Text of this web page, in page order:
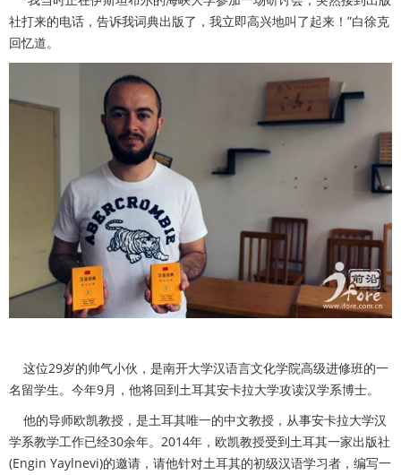
社打来的电话，告诉我词典出版了，我立即高兴地叫了起来！”白徐克
回忆道。
这位29岁的帅气小伙，是南开大学汉语言文化学院高级进修班的一
名留学生。今年9月，他将回到土耳其安卡拉大学攻读汉学系博士。
他的导师欧凯教授，是土耳其唯一的中文教授，从事安卡拉大学汉
学系教学工作已经30余年。2014年，欧凯教授受到土耳其一家出版社
(Engin Yaylnevi)的邀请，请他针对土耳其的初级汉语学习者，编写一